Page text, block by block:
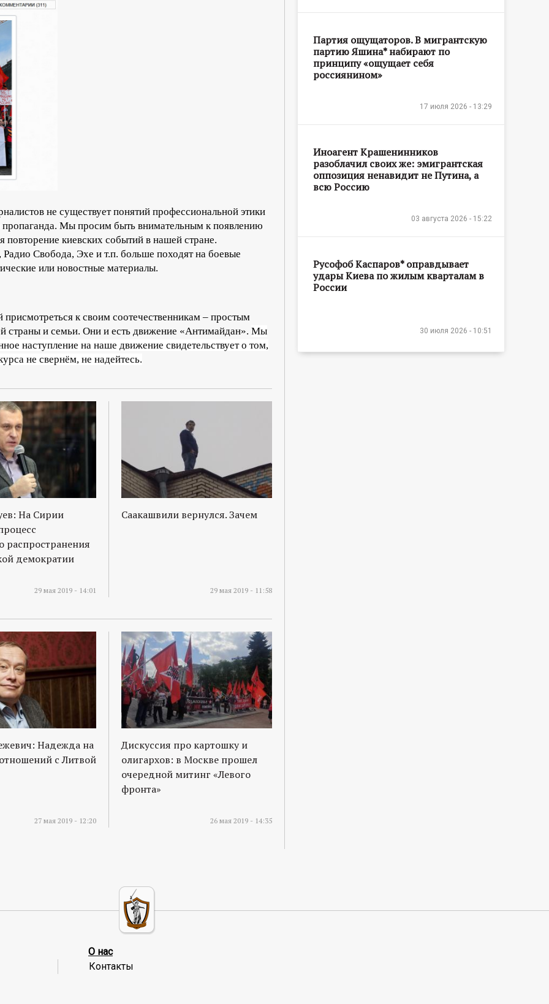
не существует понятий профессиональной этики
пропаганда. Мы просим быть внимательным к появлению
повторение киевских событий в нашей стране.
Свобода, Эхе и т.п. больше походят на боевые
или новостные материалы.
к своим соотечественникам – простым
страны и семьи. Они и есть движение «Антимайдан». Мы
наступление на наше движение свидетельствует о том,
не свернём, не надейтесь.
На Сирии
распространения
демократии
29 мая 2019 - 14:01
Саакашвили вернулся. Зачем
29 мая 2019 - 11:58
Надежда на
с Литвой
27 мая 2019 - 12:20
Дискуссия про картошку и
олигархов: в Москве прошел
очередной митинг «Левого
фронта»
26 мая 2019 - 14:35
Партия ощущаторов. В мигрантскую
партию Яшина* набирают по
принципу «ощущает себя
россиянином»
17 июля 2026 - 13:29
Иноагент Крашенинников
разоблачил своих же: эмигрантская
оппозиция ненавидит не Путина, а
всю Россию
03 августа 2026 - 15:22
Русофоб Каспаров* оправдывает
удары Киева по жилым кварталам в
России
30 июля 2026 - 10:51
О нас
Контакты